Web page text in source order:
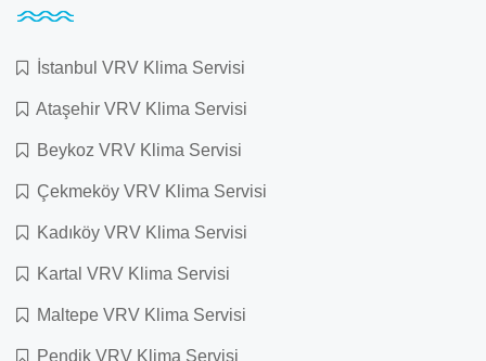
İstanbul VRV Klima Servisi
Ataşehir VRV Klima Servisi
Beykoz VRV Klima Servisi
Çekmeköy VRV Klima Servisi
Kadıköy VRV Klima Servisi
Kartal VRV Klima Servisi
Maltepe VRV Klima Servisi
Pendik VRV Klima Servisi